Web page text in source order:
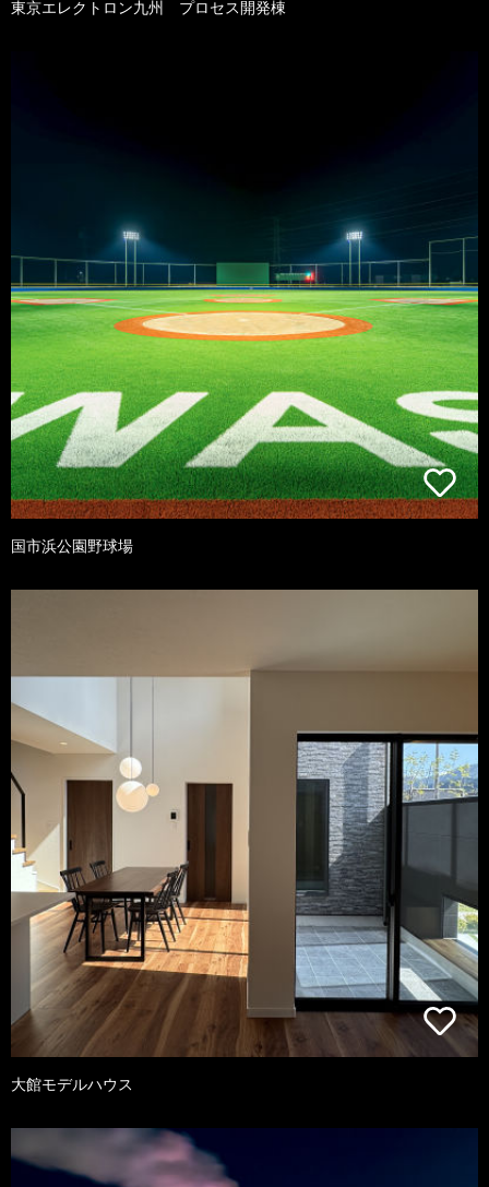
東京エレクトロン九州 プロセス開発棟
国市浜公園野球場
大館モデルハウス